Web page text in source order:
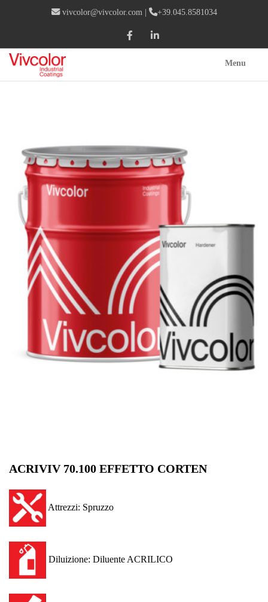
vivcolor@vivcolor.com | +39.045.8581034
Menu
ACRIVIV 70.100 EFFETTO CORTEN
Attrezzi: Spruzzo
Diluizione: Diluente ACRILICO